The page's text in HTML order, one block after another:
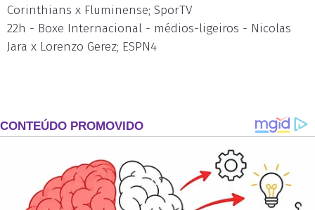
Corinthians x Fluminense; SporTV
22h - Boxe Internacional - médios-ligeiros - Nicolas
Jara x Lorenzo Gerez; ESPN4